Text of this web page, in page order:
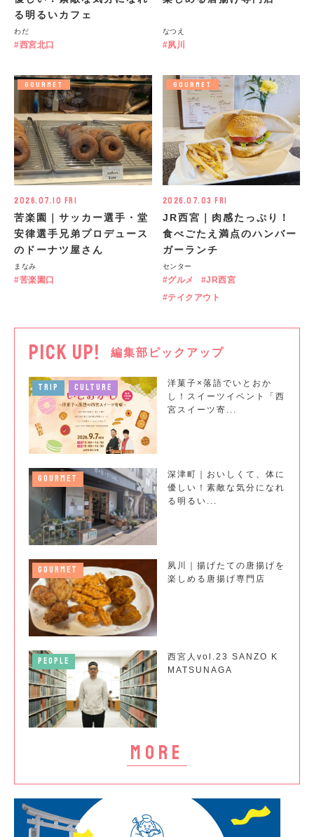
る明るいカフェ
わだ
西宮北口
なつえ
夙川
GOURMET
2026.07.10 Fri
苦楽園｜サッカー選手・堂
安律選手兄弟プロデュース
のドーナツ屋さん
まなみ
苦楽園口
GOURMET
2026.07.03 Fri
JR西宮｜肉感たっぷり！
食べごたえ満点のハンバー
ガーランチ
センター
グルメ
JR西宮
テイクアウト
PICK UP! 編集部ピックアップ
more
TRIP CULTURE
洋菓子×落語でいとおか
し！スイーツイベント「西
宮スイーツ寄...
GOURMET
深津町｜おいしくて、体に
優しい！素敵な気分になれ
る明るい...
GOURMET
夙川｜揚げたての唐揚げを
楽しめる唐揚げ専門店
PEOPLE
西宮人vol.23 SANZO K
MATSUNAGA